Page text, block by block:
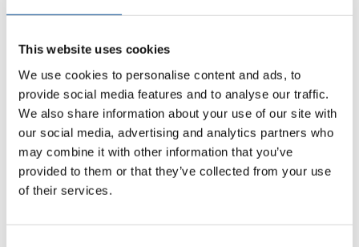
This website uses cookies
We use cookies to personalise content and ads, to
provide social media features and to analyse our traffic.
We also share information about your use of our site with
our social media, advertising and analytics partners who
may combine it with other information that you’ve
provided to them or that they’ve collected from your use
of their services.
Lotus nMeta